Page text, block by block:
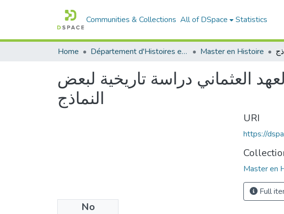
Communities & Collections All of DSpace Statistics
Home Département d'Histoires et Arts Master en Histoire
العثماني دراسة تاريخية لبعض
النماذج
No
URI
https://
Master en
Full